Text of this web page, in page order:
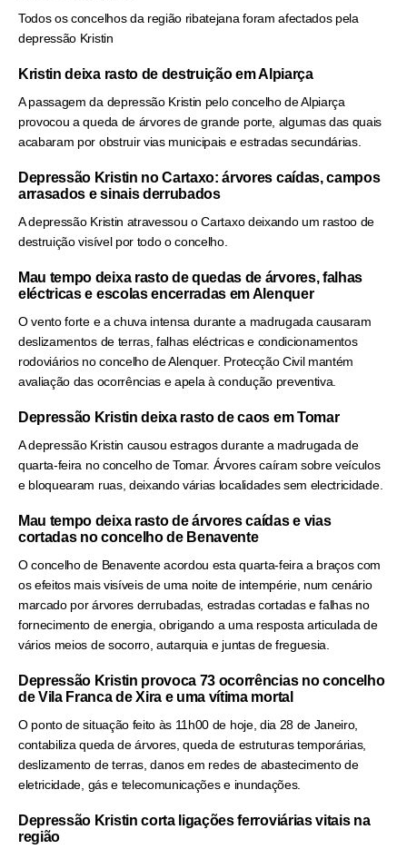
Todos os concelhos da região ribatejana foram afectados pela
depressão Kristin
Kristin deixa rasto de destruição em Alpiarça
A passagem da depressão Kristin pelo concelho de Alpiarça
provocou a queda de árvores de grande porte, algumas das quais
acabaram por obstruir vias municipais e estradas secundárias.
Depressão Kristin no Cartaxo: árvores caídas, campos
arrasados e sinais derrubados
A depressão Kristin atravessou o Cartaxo deixando um rastoo de
destruição visível por todo o concelho.
Mau tempo deixa rasto de quedas de árvores, falhas
eléctricas e escolas encerradas em Alenquer
O vento forte e a chuva intensa durante a madrugada causaram
deslizamentos de terras, falhas eléctricas e condicionamentos
rodoviários no concelho de Alenquer. Protecção Civil mantém
avaliação das ocorrências e apela à condução preventiva.
Depressão Kristin deixa rasto de caos em Tomar
A depressão Kristin causou estragos durante a madrugada de
quarta-feira no concelho de Tomar. Árvores caíram sobre veículos
e bloquearam ruas, deixando várias localidades sem electricidade.
Mau tempo deixa rasto de árvores caídas e vias
cortadas no concelho de Benavente
O concelho de Benavente acordou esta quarta-feira a braços com
os efeitos mais visíveis de uma noite de intempérie, num cenário
marcado por árvores derrubadas, estradas cortadas e falhas no
fornecimento de energia, obrigando a uma resposta articulada de
vários meios de socorro, autarquia e juntas de freguesia.
Depressão Kristin provoca 73 ocorrências no concelho
de Vila Franca de Xira e uma vítima mortal
O ponto de situação feito às 11h00 de hoje, dia 28 de Janeiro,
contabiliza queda de árvores, queda de estruturas temporárias,
deslizamento de terras, danos em redes de abastecimento de
eletricidade, gás e telecomunicações e inundações.
Depressão Kristin corta ligações ferroviárias vitais na
região